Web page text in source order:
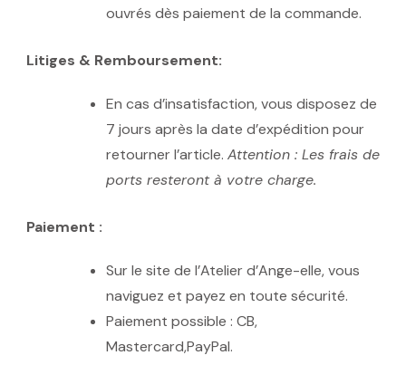
ouvrés dès paiement de la commande.
Litiges & Remboursement:
En cas d’insatisfaction, vous disposez de
7 jours après la date d’expédition pour
retourner l’article. Attention : Les frais de
ports resteront à votre charge.
Paiement :
Sur le site de l’Atelier d’Ange-elle, vous
naviguez et payez en toute sécurité.
Paiement possible : CB,
Mastercard,PayPal.